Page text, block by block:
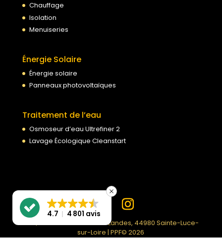
Chauffage
Isolation
Menuiseries
Énergie Solaire
Énergie solaire
Panneaux photovoltaïques
Traitement de l’eau
Osmoseur d’eau Ultrefiner 2
Lavage Écologique Cleanstart
PPF | 99 Rue du Moulin des Landes, 44980 Sainte-Luce-
sur-Loire | PPF© 2026
4.7 4 801 avis